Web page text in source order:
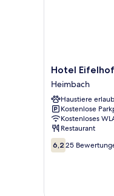
Hotel
Eifelhof
Weina
Heimbach
Hotel
Heimbach
Haustiere
Kostenlose
Kostenloses
Restaurant
6.2
von
6,2 25